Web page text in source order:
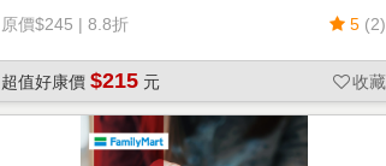
原價$245 | 8.8折 5 (2)
超值好康價 $215 元 收藏